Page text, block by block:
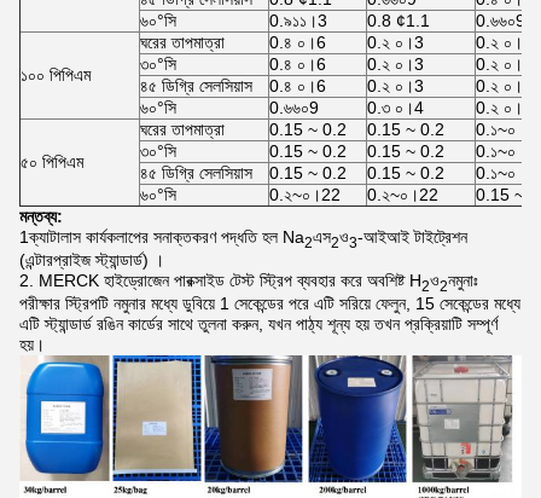
৬০°সি
0.৯১১।3 0.8 ¢1.1 0.৬৬০9
১০০ পিপিএম
ঘরের তাপমাত্রা 0.৪ ০।6 0.২ ০।3
0.২ ০।24
৩০°সি
0.৪ ০।6 0.২ ০।3
0.২ ০।24
৪৫ ডিগ্রি সেলসিয়াস
0.৪ ০।6 0.২ ০।3
0.২ ০।24
৬০°সি
0.৬৬০9 0.৩ ০।4 0.২ ০।3
৫০ পিপিএম
ঘরের তাপমাত্রা 0.15 ~ 0.2 0.15 ~ 0.2
৩০°সি
0.15 ~ 0.2 0.15 ~ 0.2
৪৫ ডিগ্রি সেলসিয়াস
0.15 ~ 0.2 0.15 ~ 0.2
৬০°সি
0.২~০।22 0.২~০।22
0.15 ~
মন্তব্য:
1ক্যাটালাস কার্যকলাপের সনাক্তকরণ পদ্ধতি হল Na2এস2ও3-আইআই টাইট্রেশন
(এন্টারপ্রাইজ স্ট্যান্ডার্ড) ।
2. MERCK হাইড্রোজেন পারক্সাইড টেস্ট স্ট্রিপ ব্যবহার করে অবশিষ্ট H2ও2নমুনাঃ
পরীক্ষার স্ট্রিপটি নমুনার মধ্যে ডুবিয়ে 1 সেকেন্ডের পরে এটি সরিয়ে ফেলুন, 15 সেকেন্ডের মধ্যে
এটি স্ট্যান্ডার্ড রঙিন কার্ডের সাথে তুলনা করুন, যখন পাঠ্য শূন্য হয় তখন প্রক্রিয়াটি সম্পূর্ণ
হয়।